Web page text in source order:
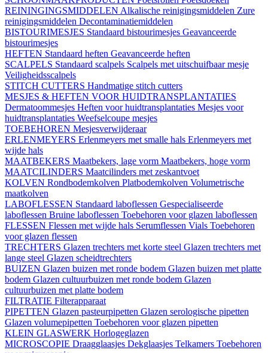
REININGINGSMIDDELEN Alkalische reinigingsmiddelen Zure
reinigingsmiddelen Decontaminatiemiddelen
BISTOURIMESJES Standaard bistourimesjes Geavanceerde
bistourimesjes
HEFTEN Standaard heften Geavanceerde heften
SCALPELS Standaard scalpels Scalpels met uitschuifbaar mesje
Veiligheidsscalpels
STITCH CUTTERS Handmatige stitch cutters
MESJES & HEFTEN VOOR HUIDTRANSPLANTATIES
Dermatoommesjes Heften voor huidtransplantaties Mesjes voor
huidtransplantaties Weefselcoupe mesjes
TOEBEHOREN Mesjesverwijderaar
ERLENMEYERS Erlenmeyers met smalle hals Erlenmeyers met
wijde hals
MAATBEKERS Maatbekers, lage vorm Maatbekers, hoge vorm
MAATCILINDERS Maatcilinders met zeskantvoet
KOLVEN Rondbodemkolven Platbodemkolven Volumetrische
maatkolven
LABOFLESSEN Standaard laboflessen Gespecialiseerde
laboflessen Bruine laboflessen Toebehoren voor glazen laboflessen
FLESSEN Flessen met wijde hals Serumflessen Vials Toebehoren
voor glazen flessen
TRECHTERS Glazen trechters met korte steel Glazen trechters met
lange steel Glazen scheidtrechters
BUIZEN Glazen buizen met ronde bodem Glazen buizen met platte
bodem Glazen cultuurbuizen met ronde bodem Glazen
cultuurbuizen met platte bodem
FILTRATIE Filterapparaat
PIPETTEN Glazen pasteurpipetten Glazen serologische pipetten
Glazen volumepipetten Toebehoren voor glazen pipetten
KLEIN GLASWERK Horlogeglazen
MICROSCOPIE Draagglaasjes Dekglaasjes Telkamers Toebehoren